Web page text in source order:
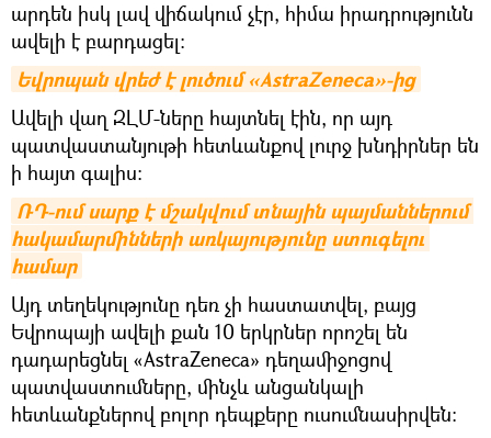
արդեն իսկ լավ վիճակում չէր, հիմա իրադրությունն
ավելի է բարդացել։
Եվրոպան վրեժ է լուծում «AstraZeneca»-ից
Ավելի վաղ ԶԼՄ-ները հայտնել էին, որ այդ
պատվաստանյութի հետևանքով լուրջ խնդիրներ են
ի հայտ գալիս։
ՌԴ-ում սարք է մշակվում տնային պայմաններում
հակամարմինների առկայությունը ստուգելու
համար
Այդ տեղեկությունը դեռ չի հաստատվել, բայց
Եվրոպայի ավելի քան 10 երկրներ որոշել են
դադարեցնել «AstraZeneca» դեղամիջոցով
պատվաստումները, մինչև անցանկալի
հետևանքներով բոլոր դեպքերը ուսումնասիրվեն։